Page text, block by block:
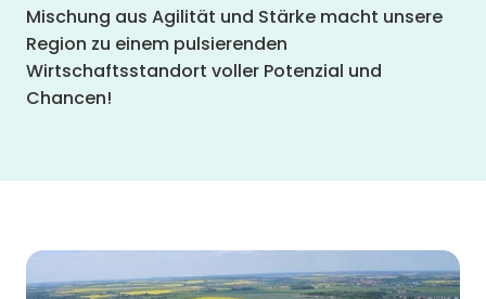
Mischung aus Agilität und Stärke macht unsere
Region zu einem pulsierenden
Wirtschaftsstandort voller Potenzial und
Chancen!